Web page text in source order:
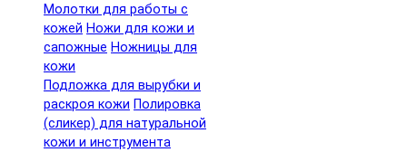
Молотки для работы с
кожей Ножи для кожи и
сапожные Ножницы для
кожи
Подложка для вырубки и
раскроя кожи Полировка
(сликер) для натуральной
кожи и инструмента